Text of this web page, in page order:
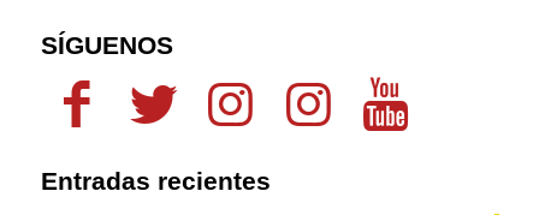
SÍGUENOS
Entradas recientes